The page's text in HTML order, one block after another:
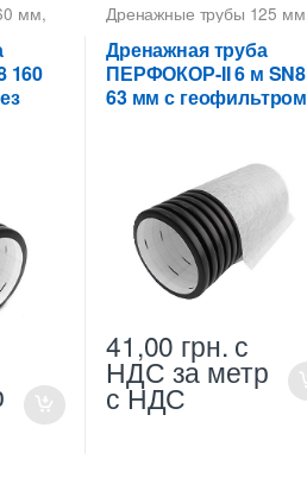
мм,
160
Дренажные трубы 125 мм
Трубы гофрированные
дренажные ДКС,Трубы
дренажные
Дренажная труба
ПЕРФОКОР-II 6 м SN8
63 мм с геофильтром
41,00 грн. с
НДС за метр
с НДС